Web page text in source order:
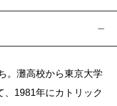
。灘高校から東京大学
、1981年にカトリック